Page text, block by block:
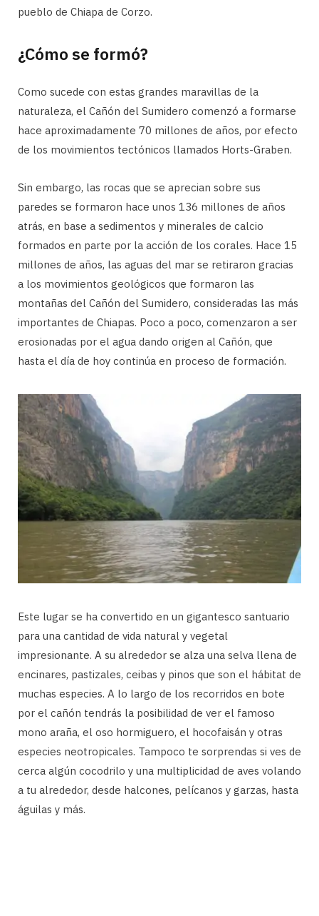
pueblo de Chiapa de Corzo.
¿Cómo se formó?
Como sucede con estas grandes maravillas de la
naturaleza, el Cañón del Sumidero comenzó a formarse
hace aproximadamente 70 millones de años, por efecto
de los movimientos tectónicos llamados Horts-Graben.
Sin embargo, las rocas que se aprecian sobre sus
paredes se formaron hace unos 136 millones de años
atrás, en base a sedimentos y minerales de calcio
formados en parte por la acción de los corales. Hace 15
millones de años, las aguas del mar se retiraron gracias
a los movimientos geológicos que formaron las
montañas del Cañón del Sumidero, consideradas las más
importantes de Chiapas. Poco a poco, comenzaron a ser
erosionadas por el agua dando origen al Cañón, que
hasta el día de hoy continúa en proceso de formación.
Este lugar se ha convertido en un gigantesco santuario
para una cantidad de vida natural y vegetal
impresionante. A su alrededor se alza una selva llena de
encinares, pastizales, ceibas y pinos que son el hábitat de
muchas especies. A lo largo de los recorridos en bote
por el cañón tendrás la posibilidad de ver el famoso
mono araña, el oso hormiguero, el hocofaisán y otras
especies neotropicales. Tampoco te sorprendas si ves de
cerca algún cocodrilo y una multiplicidad de aves volando
a tu alrededor, desde halcones, pelícanos y garzas, hasta
águilas y más.